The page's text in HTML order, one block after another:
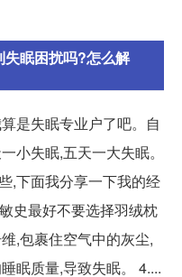
眠困扰吗?怎么解
是失眠专业户了吧。自
小失眠,五天一大失眠。
,下面我分享一下我的经
史最好不要选择羽绒枕
,包裹住空气中的灰尘,
眠质量,导致失眠。 4....